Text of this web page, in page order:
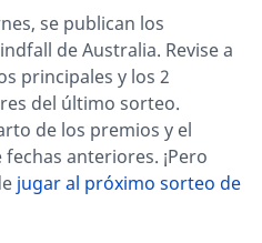
se publican los
de Australia. Revise a
principales y los 2
del último sorteo.
de los premios y el
anteriores. ¡Pero
jugar al próximo sorteo de